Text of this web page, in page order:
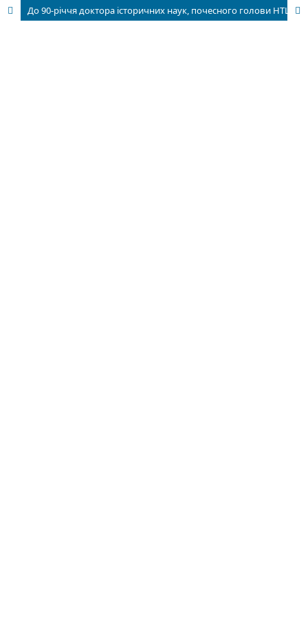
До 90-річчя доктора історичних наук, почесного голови НТШ Олега Купчинського